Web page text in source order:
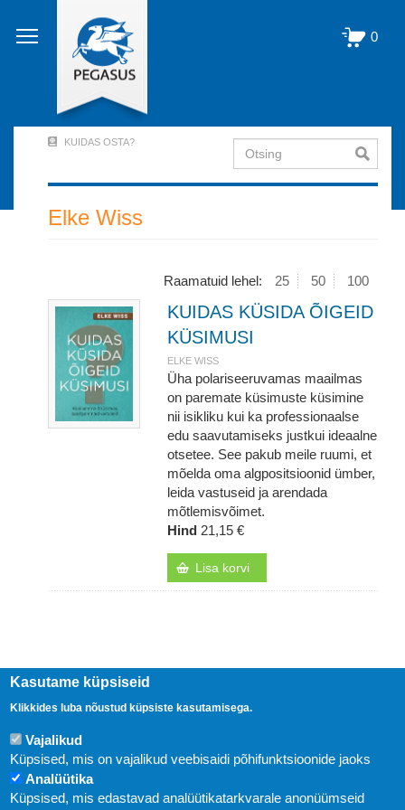
edasi
põhisisu
0
Account
Menu
KUIDAS OSTA? Otsing
Elke Wiss
Raamatuid lehel: 25 50 100
KUIDAS KÜSIDA ÕIGEID
KÜSIMUSI
ELKE WISS
Üha polariseeruvamas maailmas
on paremate küsimuste küsimine
nii isikliku kui ka professionaalse
edu saavutamiseks justkui ideaalne
otsetee. See pakub meile ruumi, et
mõelda oma algpositsioonid ümber,
leida vastuseid ja arendada
mõtlemisvõimet.
Hind 21,15 €
Lisa korvi
Uudised
Kasutame küpsiseid
Klikkides luba nõustud küpsiste kasutamisega.
Vajalikud
Küpsised, mis on vajalikud veebisaidi põhifunktsioonide jaoks
Analüütika
Küpsised, mis edastavad analüütikatarkvarale anonüümseid